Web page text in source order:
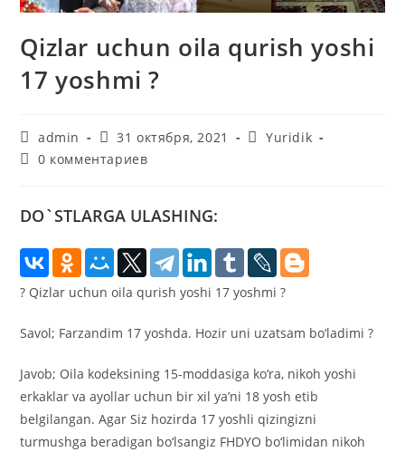
Qizlar uchun oila qurish yoshi
17 yoshmi ?
Автор
записи:
admin
Запись
опубликована:
31 октября, 2021
Рубрика
Yuridik
Комментарии
0 комментариев
DO`STLARGA ULASHING:
? Qizlar uchun oila qurish yoshi 17 yoshmi ?
Savol; Farzandim 17 yoshda. Hozir uni uzatsam bo‘ladimi ?
Javob; Oila kodeksining 15-moddasiga ko‘ra, nikoh yoshi
erkaklar va ayollar uchun bir xil ya’ni 18 yosh etib
belgilangan. Agar Siz hozirda 17 yoshli qizingizni
turmushga beradigan bo‘lsangiz FHDYO bo‘limidan nikoh